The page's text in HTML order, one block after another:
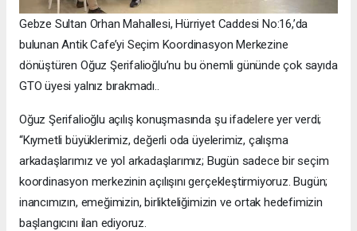
Gebze Sultan Orhan Mahallesi, Hürriyet Caddesi No:16,’da
bulunan Antik Cafe’yi Seçim Koordinasyon Merkezine
dönüştüren Oğuz Şerifalioğlu’nu bu önemli gününde çok sayıda
GTO üyesi yalnız bırakmadı..
Oğuz Şerifalioğlu açılış konuşmasında şu ifadelere yer verdi;
“Kıymetli büyüklerimiz, değerli oda üyelerimiz, çalışma
arkadaşlarımız ve yol arkadaşlarımız; Bugün sadece bir seçim
koordinasyon merkezinin açılışını gerçekleştirmiyoruz. Bugün;
inancımızın, emeğimizin, birlikteliğimizin ve ortak hedefimizin
başlangıcını ilan ediyoruz.